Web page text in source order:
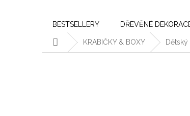
BESTSELLERY DŘEVĚNÉ
Domů KRABIČKY & BOXY